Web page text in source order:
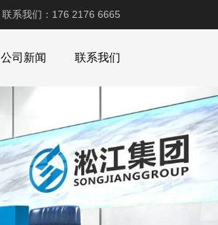
联系我们：176 2176 6665
公司新闻 联系我们